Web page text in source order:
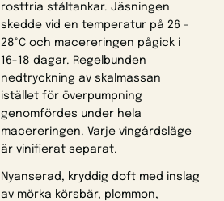
rostfria ståltankar. Jäsningen
skedde vid en temperatur på 26 -
28°C och macereringen pågick i
16-18 dagar. Regelbunden
nedtryckning av skalmassan
istället för överpumpning
genomfördes under hela
macereringen. Varje vingårdsläge
är vinifierat separat.
Nyanserad, kryddig doft med inslag
av mörka körsbär, plommon,